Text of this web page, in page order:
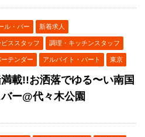
ル・バー 新着求人
ススタッフ 調理・キッチンスタッフ
テンダー アルバイト・パート 東京
載!!お洒落でゆる〜い南国
ー@代々木公園